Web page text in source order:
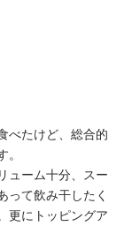
べたけど、総合的
ューム十分、スー
って飲み干したく
更にトッピングア